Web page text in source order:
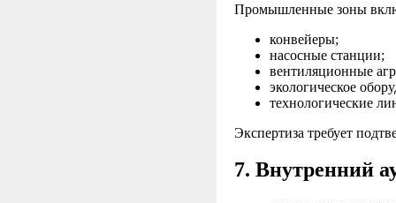
Промышленные зоны
конвейеры;
насосные станции;
вентиляционные
экологическое
технологические
Экспертиза требует
7. Внутренний